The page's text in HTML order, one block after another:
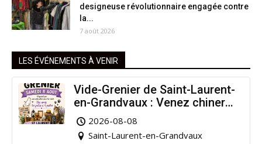
designeuse révolutionnaire engagée contre
la...
7 août 2026
LES ÉVÉNEMENTS À VENIR
Vide-Grenier de Saint-Laurent-
en-Grandvaux : Venez chiner
pour la bonne cause !
2026-08-08
Saint-Laurent-en-Grandvaux